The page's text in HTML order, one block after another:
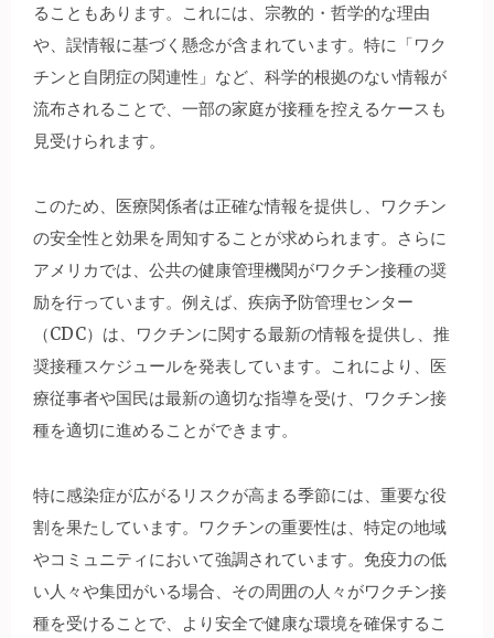
ることもあります。これには、宗教的・哲学的な理由
や、誤情報に基づく懸念が含まれています。特に「ワク
チンと自閉症の関連性」など、科学的根拠のない情報が
流布されることで、一部の家庭が接種を控えるケースも
見受けられます。
このため、医療関係者は正確な情報を提供し、ワクチン
の安全性と効果を周知することが求められます。さらに
アメリカでは、公共の健康管理機関がワクチン接種の奨
励を行っています。例えば、疾病予防管理センター
（CDC）は、ワクチンに関する最新の情報を提供し、推
奨接種スケジュールを発表しています。これにより、医
療従事者や国民は最新の適切な指導を受け、ワクチン接
種を適切に進めることができます。
特に感染症が広がるリスクが高まる季節には、重要な役
割を果たしています。ワクチンの重要性は、特定の地域
やコミュニティにおいて強調されています。免疫力の低
い人々や集団がいる場合、その周囲の人々がワクチン接
種を受けることで、より安全で健康な環境を確保するこ